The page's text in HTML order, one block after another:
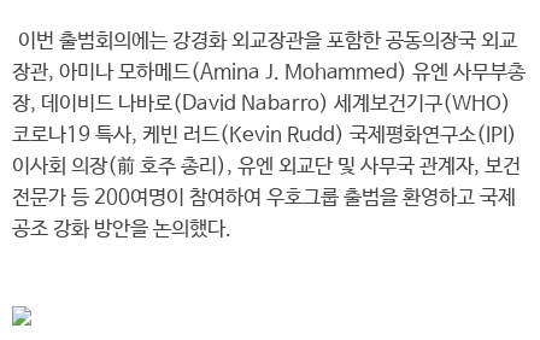
이번 출범회의에는 강경화 외교장관을 포함한 공동의장국 외교
장관, 아미나 모하메드(Amina J. Mohammed) 유엔 사무부총
장, 데이비드 나바로(David Nabarro) 세계보건기구(WHO)
코로나19 특사, 케빈 러드(Kevin Rudd) 국제평화연구소(IPI)
이사회 의장(前 호주 총리), 유엔 외교단 및 사무국 관계자, 보건
전문가 등 200여명이 참여하여 우호그룹 출범을 환영하고 국제
공조 강화 방안을 논의​했다.